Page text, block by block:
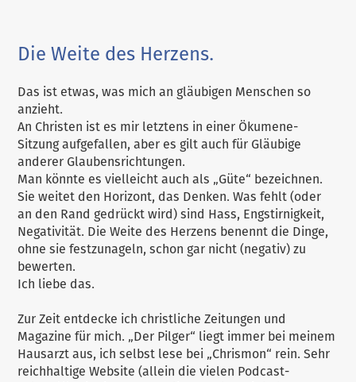
Die Weite des Herzens.
Das ist etwas, was mich an gläubigen Menschen so
anzieht.
An Christen ist es mir letztens in einer Ökumene-
Sitzung aufgefallen, aber es gilt auch für Gläubige
anderer Glaubensrichtungen.
Man könnte es vielleicht auch als „Güte“ bezeichnen.
Sie weitet den Horizont, das Denken. Was fehlt (oder
an den Rand gedrückt wird) sind Hass, Engstirnigkeit,
Negativität. Die Weite des Herzens benennt die Dinge,
ohne sie festzunageln, schon gar nicht (negativ) zu
bewerten.
Ich liebe das.
Zur Zeit entdecke ich christliche Zeitungen und
Magazine für mich. „Der Pilger“ liegt immer bei meinem
Hausarzt aus, ich selbst lese bei „Chrismon“ rein. Sehr
reichhaltige Website (allein die vielen Podcast-